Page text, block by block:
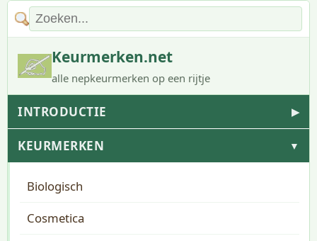
Keurmerken.net
alle nepkeurmerken op een rijtje
INTRODUCTIE ▶
KEURMERKEN ▼
Biologisch
Cosmetica